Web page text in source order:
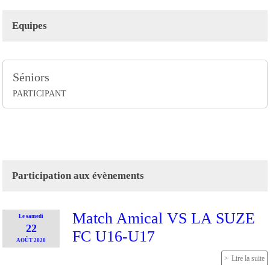
Equipes
Séniors
PARTICIPANT
Participation aux évènements
Le samedi
22
AOÛT 2020
Match Amical VS LA SUZE
FC U16-U17
Lire la suite